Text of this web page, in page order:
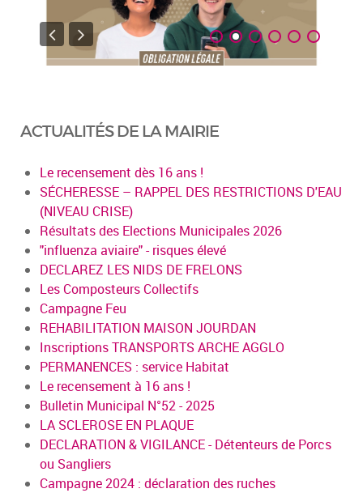
ACTUALITÉS DE LA MAIRIE
Le recensement dès 16 ans !
SÉCHERESSE – RAPPEL DES RESTRICTIONS D'EAU
(NIVEAU CRISE)
Résultats des Elections Municipales 2026
"influenza aviaire" - risques élevé
DECLAREZ LES NIDS DE FRELONS
Les Composteurs Collectifs
Campagne Feu
REHABILITATION MAISON JOURDAN
Inscriptions TRANSPORTS ARCHE AGGLO
PERMANENCES : service Habitat
Le recensement à 16 ans !
Bulletin Municipal N°52 - 2025
LA SCLEROSE EN PLAQUE
DECLARATION & VIGILANCE - Détenteurs de Porcs
ou Sangliers
Campagne 2024 : déclaration des ruches